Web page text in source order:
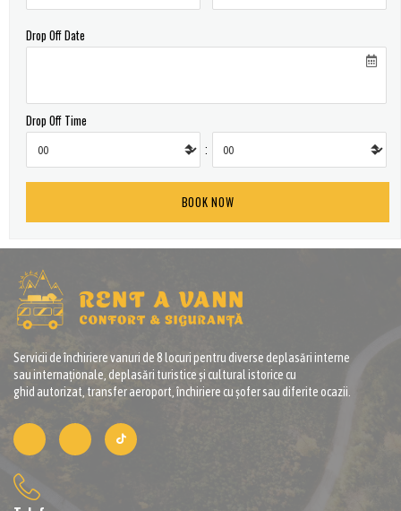
Drop Off Date
Drop Off Time
:
Servicii de închiriere vanuri de 8 locuri pentru diverse deplasări interne
sau internaționale, deplasări turistice și cultural istorice cu
ghid autorizat, transfer aeroport, închiriere cu șofer sau diferite ocazii.